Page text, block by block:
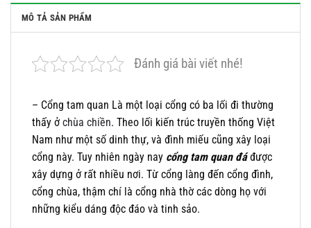
MÔ TẢ SẢN PHẨM
Đánh giá bài viết nhé!
– Cổng tam quan Là một loại cổng có ba lối đi thường
thấy ởchùa chiền. Theo lối kiến trúc truyền thống Việt
Nam như một số dinh thự, và đình miếu cũng xây loại
cổng này. Tuy nhiên ngày nay cổng tam quan đáđược
xây dựng ở rất nhiều nơi. Từ cổng làng đến cổng đình,
cổng chùa, thậm chí là cổng nhà thờ các dòng họ với
những kiểu dáng độc đáo và tinh sảo.